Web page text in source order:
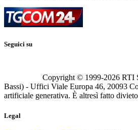
Seguici su
Copyright © 1999-2026 RTI
Bassi) - Uffici Viale Europa 46, 20093
artificiale generativa. È altresì fatto
Legal